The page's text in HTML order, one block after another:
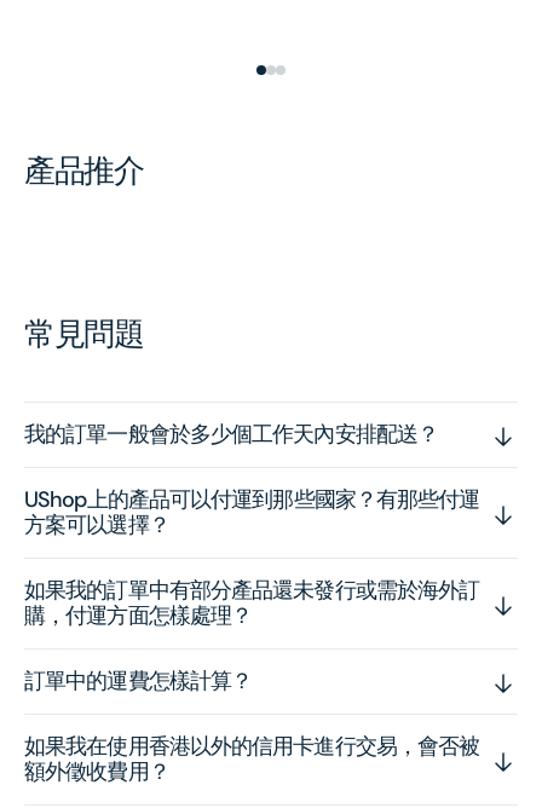
產品推介
常見問題
我的訂單一般會於多少個工作天內安排配送？
UShop上的產品可以付運到那些國家？有那些付運
方案可以選擇？
如果我的訂單中有部分產品還未發行或需於海外訂
購，付運方面怎樣處理？
訂單中的運費怎樣計算？
如果我在使用香港以外的信用卡進行交易，會否被
額外徵收費用？